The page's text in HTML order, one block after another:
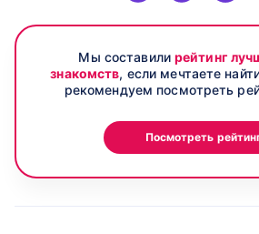
Мы составилирейтинг
знакомств, если мечтаете
рекомендуем посмотреть
Посмотреть